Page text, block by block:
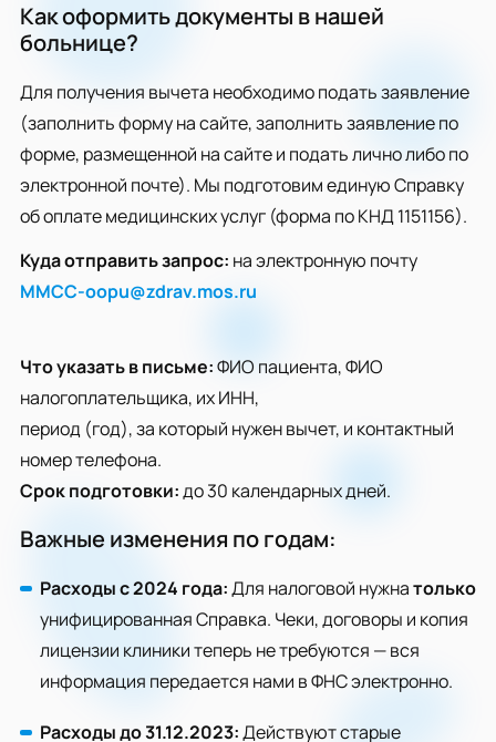
Как оформить документы в нашей
больнице?
Для получения вычета необходимо подать заявление
(заполнить форму на сайте, заполнить заявление по
форме, размещенной на сайте и подать лично либо по
электронной почте). Мы подготовим единую Справку
об оплате медицинских услуг (форма по КНД 1151156).
Куда отправить запрос: на электронную почту
MMCC-oopu@zdrav.mos.ru
Что указать в письме:ФИО пациента, ФИО
налогоплательщика, их ИНН,
период (год), за который нужен вычет, и контактный
номер телефона.
Срок подготовки:до 30 календарных дней.
Важные изменения по годам:
Расходы с 2024 года:Для налоговой нужнатолько
унифицированная Справка. Чеки, договоры и копия
лицензии клиники теперь не требуются — вся
информация передается нами в ФНС электронно.
Расходы до 31.12.2023:Действуют старые